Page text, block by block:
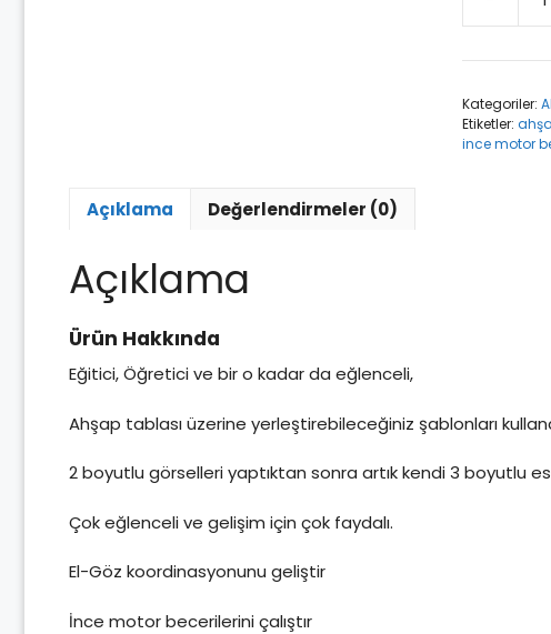
World
Ahşap
Bulmaca
adet
Kategoriler:
Etiketler:
ince motor
Açıklama Değerlendirmeler (0)
Açıklama
Ürün Hakkında
Eğitici, Öğretici ve bir o kadar da eğlenceli,
Ahşap tablası üzerine yerleştirebileceğiniz şablonları
2 boyutlu görselleri yaptıktan sonra artık kendi 3 boyutlu
Çok eğlenceli ve gelişim için çok faydalı.
El-Göz koordinasyonunu geliştir
İnce motor becerilerini çalıştır